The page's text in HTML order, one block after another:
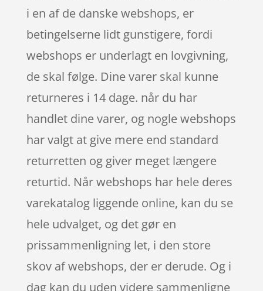
i en af de danske webshops, er
betingelserne lidt gunstigere, fordi
webshops er underlagt en lovgivning,
de skal følge. Dine varer skal kunne
returneres i 14 dage. når du har
handlet dine varer, og nogle webshops
har valgt at give mere end standard
returretten og giver meget længere
returtid. Når webshops har hele deres
varekatalog liggende online, kan du se
hele udvalget, og det gør en
prissammenligning let, i den store
skov af webshops, der er derude. Og i
dag kan du uden videre sammenligne